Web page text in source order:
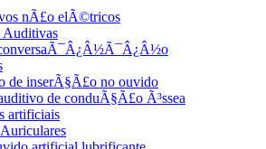
nÃ£o elÃ©tricos
Auditivas
de inserÃ§Ã£o no ouvido
de conduÃ§Ã£o Ã³ssea
artificiais